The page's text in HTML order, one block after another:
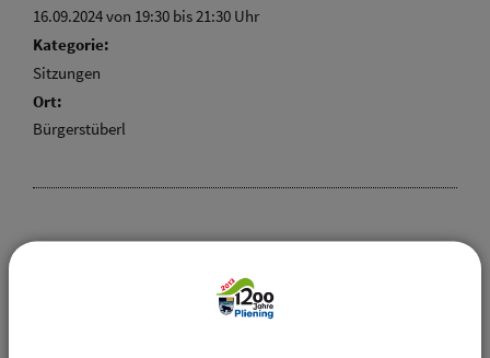
16.09.2024 von 19:30 bis 21:30 Uhr
Kategorie:
Sitzungen
Ort:
Bürgerstüberl
Vereinsangebote speziell für junge Leute